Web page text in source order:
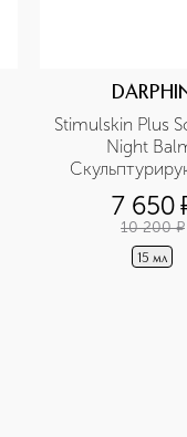
Stimulskin Plus
Night
ночной
лица в
формате
7 650
10 200 ¤
15 мл